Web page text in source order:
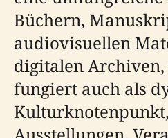
Büchern,
audiovisuellen
digitalen
fungiert auch als